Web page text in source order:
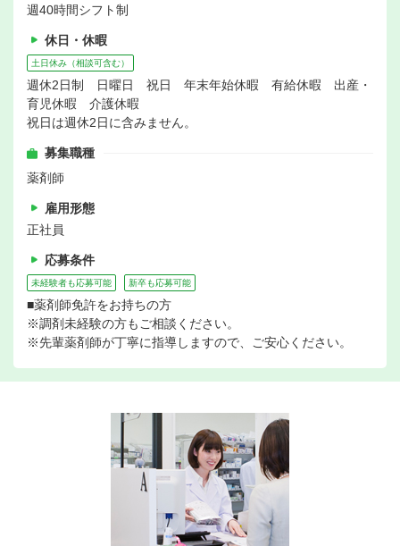
週40時間シフト制
休日・休暇
土日休み（相談可含む）
週休2日制 日曜日 祝日 年末年始休暇 有給休暇 出産・
育児休暇 介護休暇
祝日は週休2日に含みません。
募集職種
薬剤師
雇用形態
正社員
応募条件
未経験者も応募可能 新卒も応募可能
■薬剤師免許をお持ちの方
※調剤未経験の方もご相談ください。
※先輩薬剤師が丁寧に指導しますので、ご安心ください。